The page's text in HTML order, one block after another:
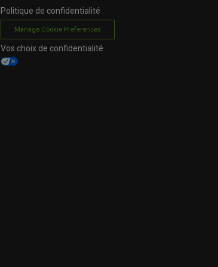
Politique de confidentialité
Manage Cookie Preferences
Vos choix de confidentialité